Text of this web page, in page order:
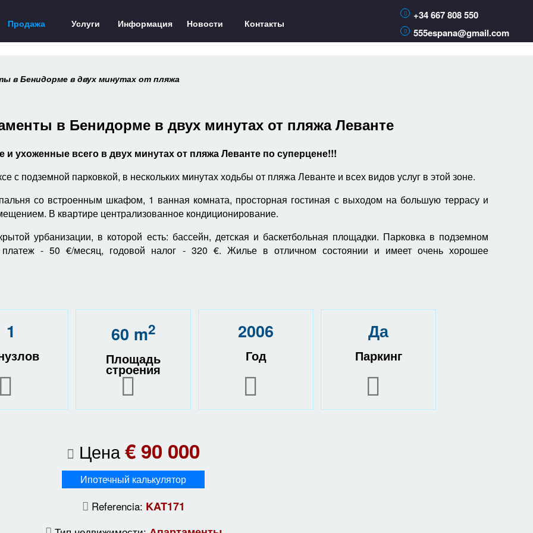
Продажа Услуги Информация Новости Контакты
+34 667 808 550
555espana@gmail.com
в Бенидорме в двух минутах от пляжа
в Бенидорме в двух минутах от пляжа Леванте
ухоженные всего в двух минутах от пляжа Леванте по суперцене!!!
с подземной парковкой, в нескольких минутах ходьбы от пляжа Леванте и всех видов услуг в этой зоне.
со встроенным шкафом, 1 ванная комната, просторная гостиная с выходом на большую террасу и
В квартире централизованное кондиционирование.
урбанизации, в которой есть: бассейн, детская и баскетбольная площадки. Парковка в подземном
- 50 €/месяц, годовой налог - 320 €. Жилье в отличном состоянии и имеет очень хорошее
1 60 m2
Площадь
строения
2006
Год
Да
Паркинг
Цена€ 90 000
Ипотечный калькулятор
Referencia: KAT171